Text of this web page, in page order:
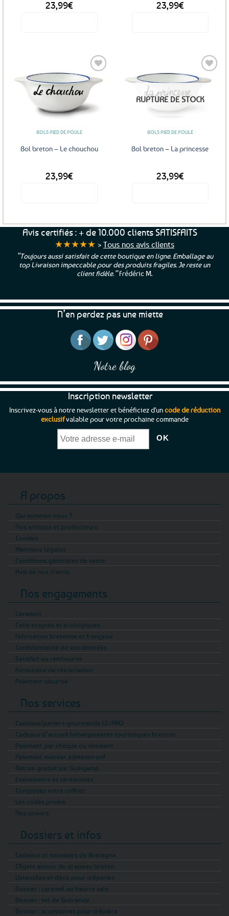
23,99€ 23,99€
Ajouter
favoris
BOLS PIED DE POULE
Bol breton – Le chouchou
23,99€
Ajouter
aux
RUPTURE DE STOCK
BOLS PIED DE POULE
Bol breton – La princesse
23,99€
Avis certifiés : + de 10.000 clients SATISFAITS
★★★★★ > Tous nos avis clients
“Toujours aussi satisfait de cette boutique en ligne. Emballage au
top Livraison impeccable pour des produits fragiles. Je reste un
client fidèle.”Frédéric M.
N’en perdez pas une miette
Notre blog
Inscription newsletter
Inscrivez-vous à notre newsletter et bénéficiez d'uncode de réduction
exclusifvalable pour votre prochaine commande
A propos
Qui sommes-nous ?
Nos artisans et producteurs
Cookies
Mentions légales
Conditions générales de vente
Avis de nos clients
Nos engagements
Livraison
Colis soignés et écologiques
Fabrication bretonne et française
Confidentialité de vos données
Satisfait ou remboursé
Formulaire de rétractation
Paiement sécurisé
Nos services
Cadeaux/paniers gourmands CE/PRO
Cadeaux d’accueil hébergements touristiques bretons
Paiement par chèque ou virement
Paiement mandat administratif
Retrait gratuit sur Guingamp
Evénements et cérémonies
Composez votre coffret
Les codes promo
Nos univers
Dossiers et infos
Cadeaux et souvenirs de Bretagne
Objets autour du drapeau breton
Ustensiles et déco pour crêperies
Dossier : caramel au beurre salé
Dossier : sel de Guérande
Dossier : accessoires pour crêpière